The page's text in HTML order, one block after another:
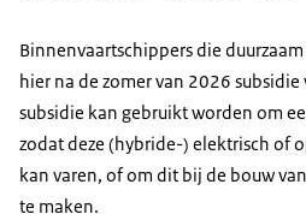
Binnenvaartschippers die
hier na de zomer van 2026 subsidie
subsidie kan gebruikt worden om
zodat deze (hybride-) elektrisch of
kan varen, of om dit bij de bouw
te maken.